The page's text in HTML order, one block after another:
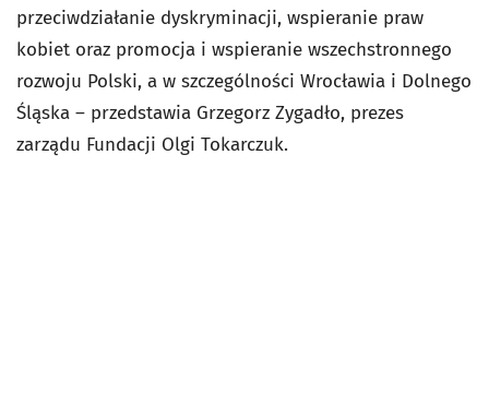
przeciwdziałanie dyskryminacji, wspieranie praw
kobiet oraz promocja i wspieranie wszechstronnego
rozwoju Polski, a w szczególności Wrocławia i Dolnego
Śląska – przedstawia Grzegorz Zygadło, prezes
zarządu Fundacji Olgi Tokarczuk.